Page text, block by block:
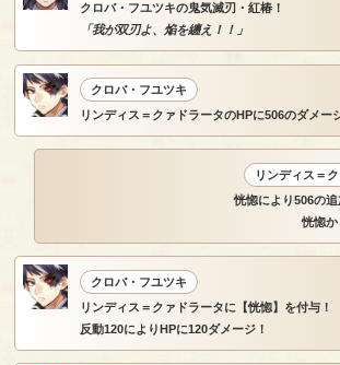
クロバ・フユツキの鬼気滅刃・紅椿！
「我が双刃よ、焔を纏え！！」
クロバ・フユツキ
リンディス＝クァドラータのHPに506のダメー
リンディス＝
恍惚により506の追
恍惚か
クロバ・フユツキ
リンディス＝クァドラータに【恍惚】を付与！
反動120によりHPに120ダメージ！